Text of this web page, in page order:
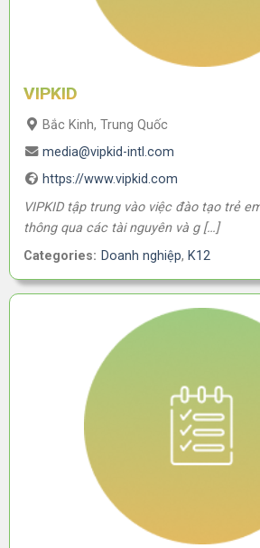
VIPKID
Bắc Kinh, Trung Quốc
media@vipkid-intl.com
https://www.vipkid.com
VIPKID tập trung vào việc đào tạo trẻ
thông qua các tài nguyên và g […]
Categories: Doanh nghiệp, K12